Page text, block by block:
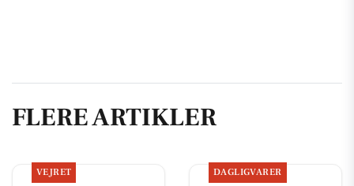
FLERE ARTIKLER
VEJRET DAGLIGVARER